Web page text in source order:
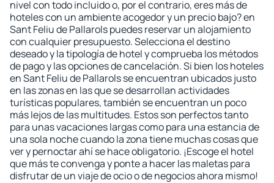
nivel con todo incluido o, por el contrario, eres más de
hoteles con un ambiente acogedor y un precio bajo? en
Sant Feliu de Pallarols puedes reservar un alojamiento
con cualquier presupuesto. Selecciona el destino
deseado y la tipología de hotel y comprueba los métodos
de pago y las opciones de cancelación. Si bien los hoteles
en Sant Feliu de Pallarols se encuentran ubicados justo
en las zonas en las que se desarrollan actividades
turísticas populares, también se encuentran un poco
más lejos de las multitudes. Estos son perfectos tanto
para unas vacaciones largas como para una estancia de
una sola noche cuando la zona tiene muchas cosas que
ver y pernoctar ahí se hace obligatorio. ¡Escoge el hotel
que más te convenga y ponte a hacer las maletas para
disfrutar de un viaje de ocio o de negocios ahora mismo!